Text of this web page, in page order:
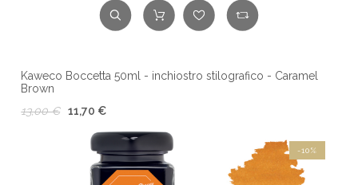
Kaweco Boccetta 50ml - inchiostro stilografico - Caramel
Brown
13,00 €
11,70 €
-10%